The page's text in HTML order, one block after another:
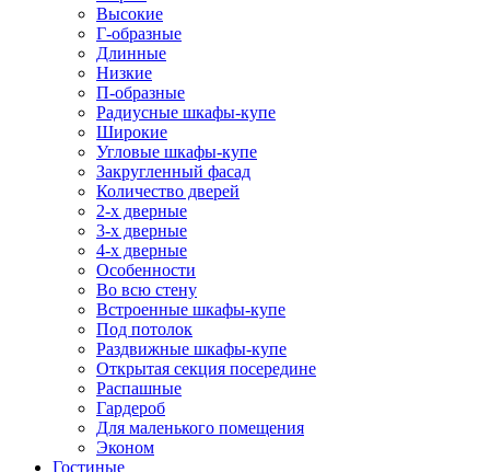
Высокие
Г-образные
Длинные
Низкие
П-образные
Радиусные шкафы-купе
Широкие
Угловые шкафы-купе
Закругленный фасад
Количество дверей
2-х дверные
3-х дверные
4-х дверные
Особенности
Во всю стену
Встроенные шкафы-купе
Под потолок
Раздвижные шкафы-купе
Открытая секция посередине
Распашные
Гардероб
Для маленького помещения
Эконом
Гостиные